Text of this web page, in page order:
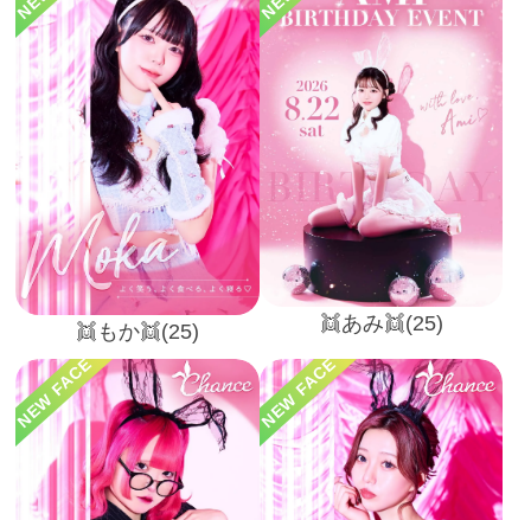
👯もか👯(25) 👯あみ👯(25)
NEW FACE NEW FACE